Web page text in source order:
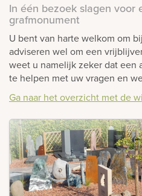
In één bezoek slagen voor
grafmonument
U bent van harte welkom om
adviseren wel om een
weet u namelijk zeker dat een
te helpen met uw vragen en
Ga naar het overzicht met de